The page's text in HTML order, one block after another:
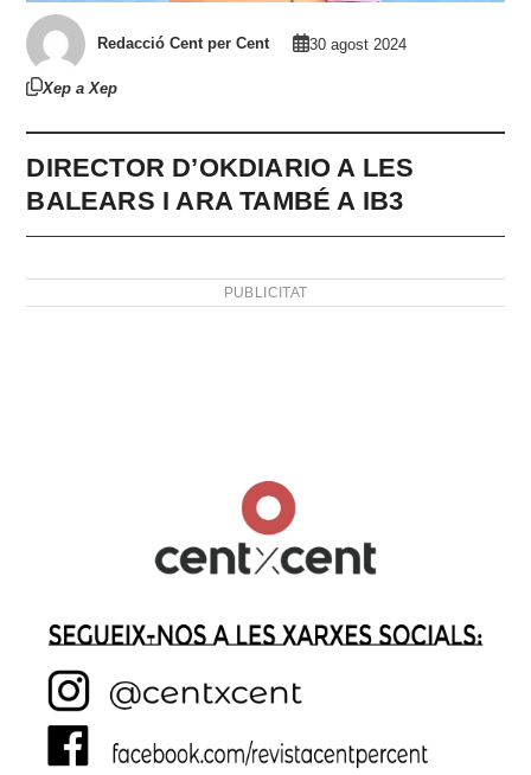
Redacció Cent per Cent 30 agost 2024
Xep a Xep
DIRECTOR D’OKDIARIO A LES
BALEARS I ARA TAMBÉ A IB3
PUBLICITAT